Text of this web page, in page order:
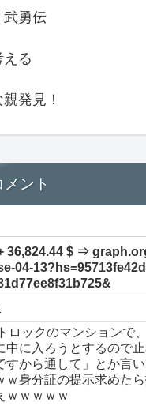
武勇伝
る
発見！
ント
36,824.44 $ ⇒
04-
ロックのマンションで
中に入ろうとするので止
すから通して」とか言
ｗ身分証の提示求めた
ｗｗｗｗｗ